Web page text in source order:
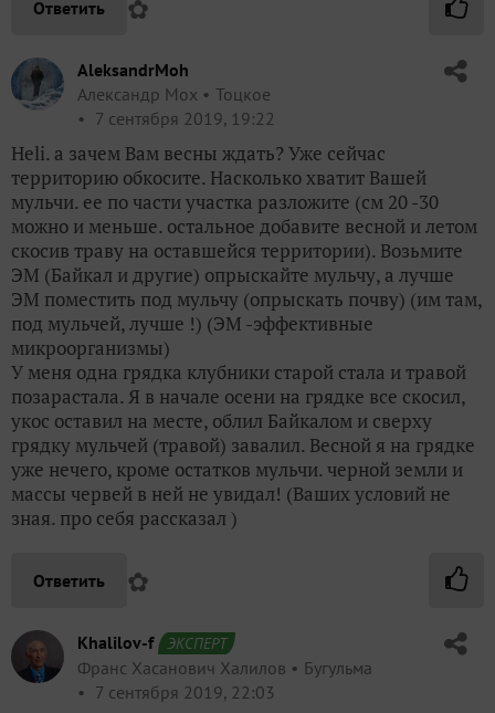
Ответить ✿
AleksandrMoh
Александр Мох
Тоцкое
7 сентября 2019, 19:22
Heli. а зачем Вам весны ждать? Уже сейчас
территорию обкосите. Насколько хватит Вашей
мульчи. ее по части участка разложите (см 20 -30
можно и меньше. остальное добавите весной и летом
скосив траву на оставшейся территории). Возьмите
ЭМ (Байкал и другие) опрыскайте мульчу, а лучше
ЭМ поместить под мульчу (опрыскать почву) (им там,
под мульчей, лучше !) (ЭМ -эффективные
микроорганизмы)
У меня одна грядка клубники старой стала и травой
позарастала. Я в начале осени на грядке все скосил,
укос оставил на месте, облил Байкалом и сверху
грядку мульчей (травой) завалил. Весной я на грядке
уже нечего, кроме остатков мульчи. черной земли и
массы червей в ней не увидал! (Ваших условий не
зная. про себя рассказал )
Ответить ✿
Khalilov-f ЭКСПЕРТ
Франс Хасанович Халилов
Бугульма
7 сентября 2019, 22:03